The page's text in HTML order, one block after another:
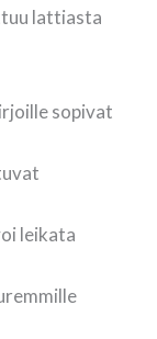
lattiasta
sopivat
leikata